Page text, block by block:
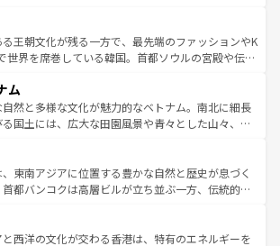
に味わってほしい。 なお、新着のハワイ情報
テンツ一覧を参照してほしい。
クティビティも充実しており、サーフィンやダイ
、ハイキングなど、アウトドア好きにはたまらな
ストラリアの多彩な魅力を存分に味わいつくそ
ほしい。
ひつな山岳地帯である台湾東部など、都市の喧騒
の静けさが共存しており、訪れる人に新しい発見と
たらしてくれる。また、奥深い台湾の食文化も魅
いと評判のスイーツなど、バラエティ豊かな料理
が味わえる。 なお、新着の台湾情報は コンテンツ一覧を参
ほしい。
る王朝文化が残る一方で、最先端のファッションやK
世界を席巻している韓国。首都ソウルの宮殿や伝統
に足を延ばせば四季折々の自然美を楽しむことが
。そして、キムチや焼肉、絶品のストリートフード
さまざまな韓国料理が待っている。夜には、韓国な
包まれながら、韓国の多彩な魅力を心ゆくまで味
わってみてほしい。 なお、新着の韓国情報はコンテンツ一
照してほしい。
ム
自然と多様な文化が魅力的なベトナム。南北に細長
る国土には、広大な田園風景や青々とした山々、世
展と共に伝統が息づく。ハノイの古い町並みやホ
ン市のフランス統治時代の建物も、独特の雰囲気を
している。また、バラエティの豊かさとおいしさで
ォーやバインミー、ベトナムコーヒーなどは、ぜ
で味わいたい。どの地域を訪れてもあたたかい人々
、東南アジアに位置する豊かな自然と歴史が息づく
首都バンコクは高層ビルが立ち並ぶ一方、伝統的な
交差している。北部ではチェンマイなどの山岳地
然と触れ合い、南部ではプーケットやクラビの美し
と西洋の文化が交わる香港は、特有のエネルギーを